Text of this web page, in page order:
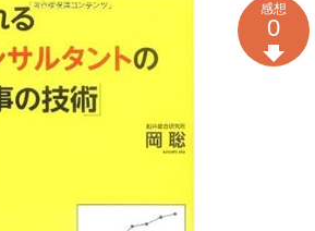
感想
0